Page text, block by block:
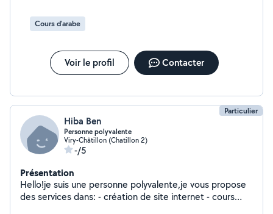
Cours d'arabe
Voir le profil Contacter
Particulier
Hiba Ben
Personne polyvalente
Viry-Châtillon (Chatillon 2)
-/5
Présentation
Hello!je suis une personne polyvalente,je vous propose
des services dans: - création de site internet - cours